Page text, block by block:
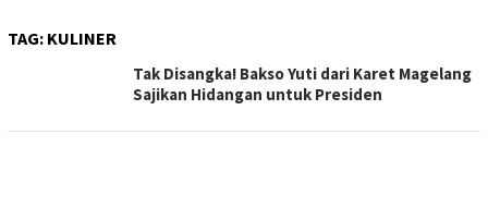
TAG: KULINER
Tak Disangka! Bakso Yuti dari Karet Magelang
Sajikan Hidangan untuk Presiden